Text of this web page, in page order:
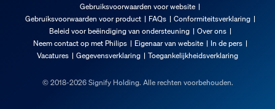
Gebruiksvoorwaarden voor website
Gebruiksvoorwaarden voor product
FAQs
Conformiteitsverklaring
Beleid voor beëindiging van ondersteuning
Over ons
Neem contact op met Philips
Eigenaar van website
In de pers
Vacatures
Gegevensverklaring Toegankelijkheidsverklaring
© 2018-2026 Signify Holding. Alle rechten voorbehouden.